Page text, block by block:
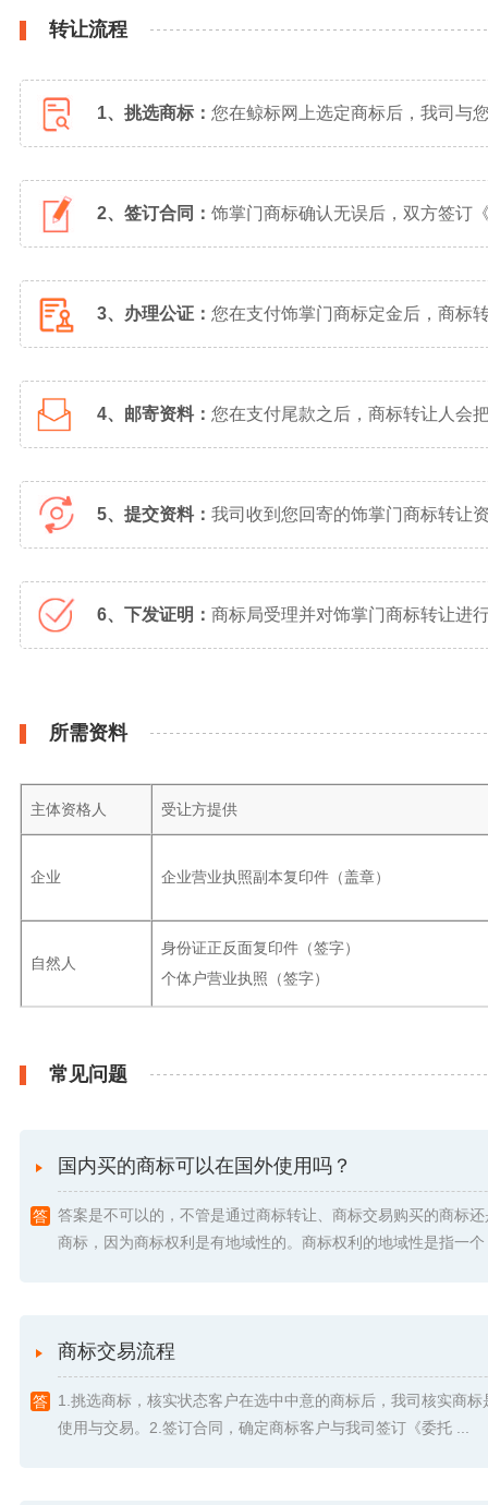
转让流程
1、挑选商标： 您在鲸标网上选定商标后，我司与
2、签订合同： 饰掌门商标确认无误后，双方签订
3、办理公证： 您在支付饰掌门商标定金后，商标
4、邮寄资料： 您在支付尾款之后，商标转让人会
5、提交资料： 我司收到您回寄的饰掌门商标转让
6、下发证明： 商标局受理并对饰掌门商标转让进
所需资料
主体资格人 受让方提供
企业 企业营业执照副本复印件（盖章）
自然人
身份证正反面复印件（签字）
个体户营业执照（签字）
常见问题
国内买的商标可以在国外使用吗？
答案是不可以的，不管是通过商标转让、商标交易购买的商标
商标，因为商标权利是有地域性的。商标权利的地域性是指一
商标交易流程
1.挑选商标，核实状态客户在选中中意的商标后，我司核实商标
使用与交易。2.签订合同，确定商标客户与我司签订《委托 ...